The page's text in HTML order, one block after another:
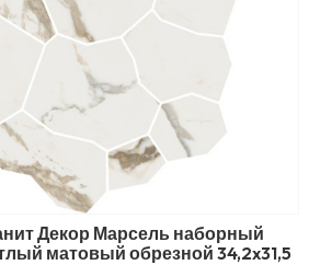
Декор Марсель наборный
матовый обрезной 34,2x31,5